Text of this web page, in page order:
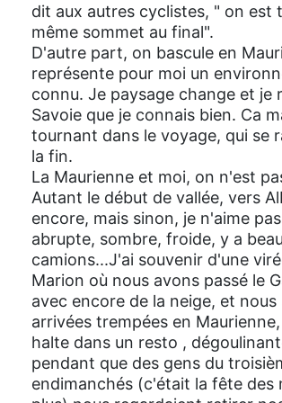
dit aux autres cyclistes, " on est
même sommet au final".
D'autre part, on bascule en
représente pour moi un
connu. Je paysage change et je
Savoie que je connais bien. Ca
tournant dans le voyage, qui se
la fin.
La Maurienne et moi, on n'est
Autant le début de vallée, vers
encore, mais sinon, je n'aime
abrupte, sombre, froide, y a
camions...J'ai souvenir d'une
Marion où nous avons passé le
avec encore de la neige, et nous
arrivées trempées en
halte dans un resto ,
pendant que des gens du
endimanchés (c'était la fête des